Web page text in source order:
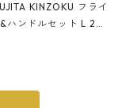
KINZOKU フライ
ハンドルセット L 24c
対応 鉄フライパン